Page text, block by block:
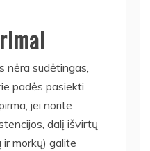
nėra sudėtingas,
padės pasiekti
jei norite
dalį išvirtų
morkų) galite